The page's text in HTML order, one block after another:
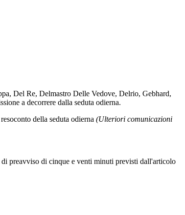
Del Re, Delmastro Delle Vedove, Delrio, Gebhard,
a decorrere dalla seduta odierna.
della seduta odierna (Ulteriori comunicazioni
preavviso di cinque e venti minuti previsti dall'articolo